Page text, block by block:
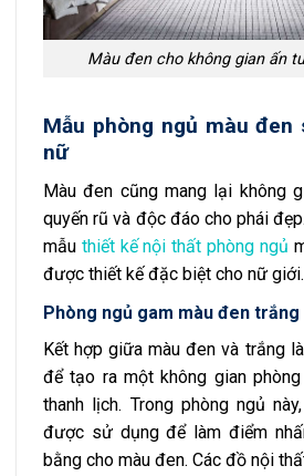
Màu đen cho không gian ấn
Mẫu phòng ngủ màu đen
nữ
Màu đen cũng mang lại không
quyến rũ và độc đáo cho phái
mẫu thiết kế nội thất phòng ngủ
được thiết kế đặc biệt cho nữ giới.
Phòng ngủ gam màu đen trắng
Kết hợp giữa màu đen và trắng
để tạo ra một không gian
thanh lịch. Trong phòng ngủ
được sử dụng để làm điểm
bằng cho màu đen. Các đồ nội